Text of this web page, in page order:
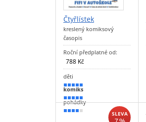
Čtyřlístek
kreslený komiksový
časopis
Roční předplatné od:
788 Kč
děti
100 %
komiks
100 %
pohádky
80 %
SLEVA